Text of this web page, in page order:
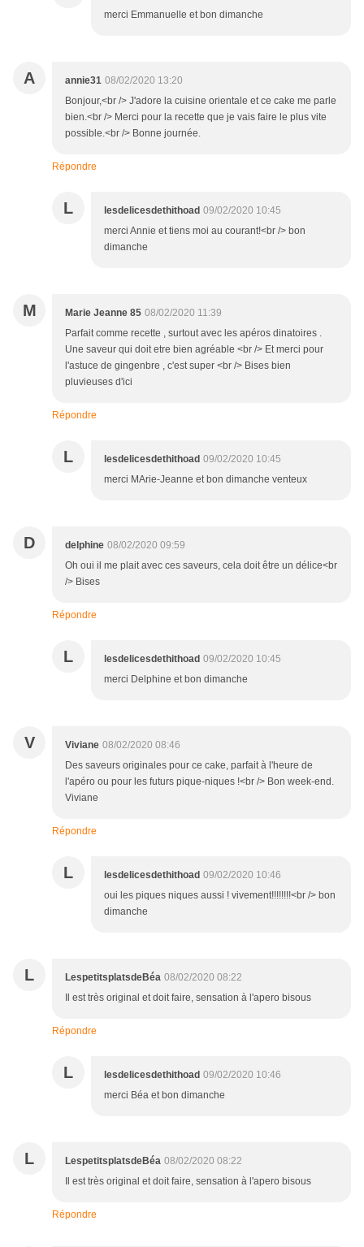
merci Emmanuelle et bon dimanche
A annie31 08/02/2020 13:20
Bonjour,<br /> J'adore la cuisine orientale et ce cake me parle
bien.<br /> Merci pour la recette que je vais faire le plus vite
possible.<br /> Bonne journée.
Répondre
L lesdelicesdethithoad 09/02/2020 10:45
merci Annie et tiens moi au courant!<br /> bon
dimanche
M Marie Jeanne 85 08/02/2020 11:39
Parfait comme recette , surtout avec les apéros dinatoires .
Une saveur qui doit etre bien agréable <br /> Et merci pour
l'astuce de gingenbre , c'est super <br /> Bises bien
pluvieuses d'ici
Répondre
L lesdelicesdethithoad 09/02/2020 10:45
merci MArie-Jeanne et bon dimanche venteux
D delphine 08/02/2020 09:59
Oh oui il me plait avec ces saveurs, cela doit être un délice<br
/> Bises
Répondre
L lesdelicesdethithoad 09/02/2020 10:45
merci Delphine et bon dimanche
V Viviane 08/02/2020 08:46
Des saveurs originales pour ce cake, parfait à l'heure de
l'apéro ou pour les futurs pique-niques !<br /> Bon week-end.
Viviane
Répondre
L lesdelicesdethithoad 09/02/2020 10:46
oui les piques niques aussi ! vivement!!!!!!!!<br /> bon
dimanche
L LespetitsplatsdeBéa 08/02/2020 08:22
Il est très original et doit faire, sensation à l'apero bisous
Répondre
L lesdelicesdethithoad 09/02/2020 10:46
merci Béa et bon dimanche
L LespetitsplatsdeBéa 08/02/2020 08:22
Il est très original et doit faire, sensation à l'apero bisous
Répondre